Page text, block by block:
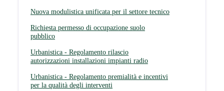
Nuova modulistica unificata per il settore tecnico
Richiesta permesso di occupazione suolo
pubblico
Urbanistica - Regolamento rilascio
autorizzazioni installazioni impianti radio
Urbanistica - Regolamento premialità e incentivi
per la qualità degli interventi